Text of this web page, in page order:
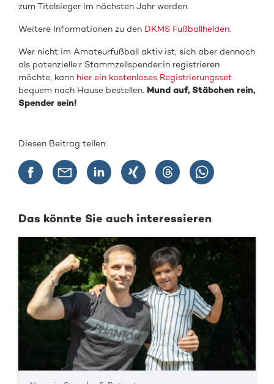
zum Titelsieger im nächsten Jahr werden.
Weitere Informationen zu den DKMS Fußballhelden.
Wer nicht im Amateurfußball aktiv ist, sich aber dennoch
als potenzielle:r Stammzellspender:in registrieren
möchte, kann hier ein kostenloses Registrierungsset
bequem nach Hause bestellen. Mund auf, Stäbchen rein,
Spender sein!
Diesen Beitrag teilen:
Das könnte Sie auch interessieren